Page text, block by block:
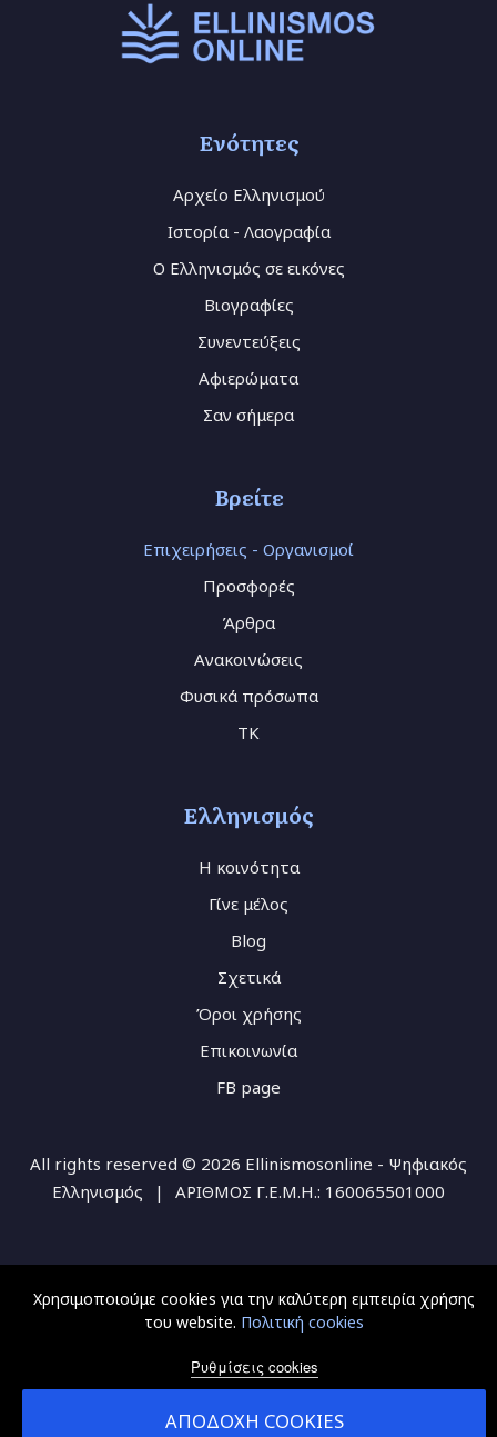
Ενότητες
Αρχείο Ελληνισμού
Ιστορία - Λαογραφία
Ο Ελληνισμός σε εικόνες
Βιογραφίες
Συνεντεύξεις
Αφιερώματα
Σαν σήμερα
Βρείτε
Επιχειρήσεις - Οργανισμοί
Προσφορές
Άρθρα
Ανακοινώσεις
Φυσικά πρόσωπα
TK
Ελληνισμός
Η κοινότητα
Γίνε μέλος
Blog
Σχετικά
Όροι χρήσης
Επικοινωνία
FB page
All rights reserved © 2026 Ellinismosonline - Ψηφιακός
Ελληνισμός
| ΑΡΙΘΜΟΣ Γ.Ε.Μ.Η.: 160065501000
Χρησιμοποιούμε cookies για την καλύτερη εμπειρία χρήσης
του website. Πολιτική cookies
Ρυθμίσεις cookies
ΑΠΟΔΟΧΉ COOKIES